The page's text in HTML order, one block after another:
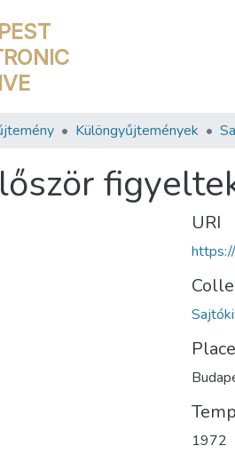
Különgyűjtemények
URI
1972